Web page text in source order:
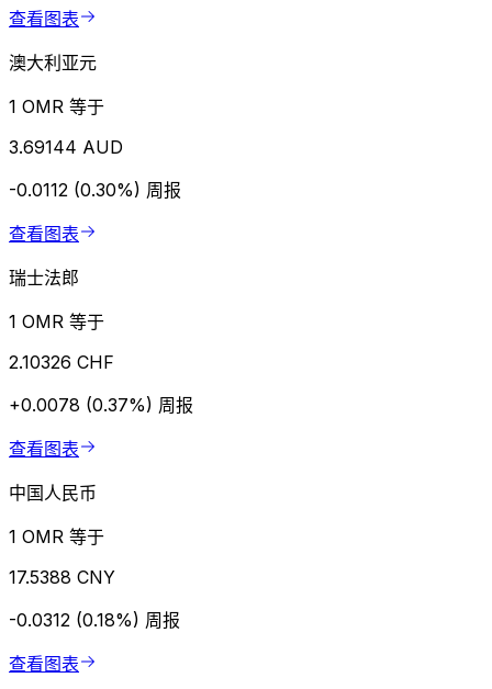
查看图表
澳大利亚元
1 OMR 等于
3.69144 AUD
-0.0112 (0.30%) 周报
查看图表
瑞士法郎
1 OMR 等于
2.10326 CHF
+0.0078 (0.37%) 周报
查看图表
中国人民币
1 OMR 等于
17.5388 CNY
-0.0312 (0.18%) 周报
查看图表